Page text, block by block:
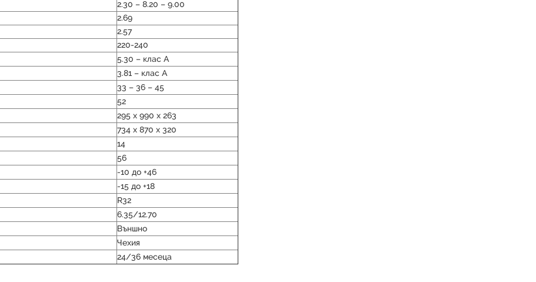
2.30 – 8.20 – 9.00
2.69
2.57
220-240
5.30 – клас А
3.81 – клас А
33 – 36 – 45
52
295 x 990 x 263
734 x 870 x 320
14
56
-10 до +46
-15 до +18
R32
6.35/12.70
Външно
Чехия
24/36 месеца